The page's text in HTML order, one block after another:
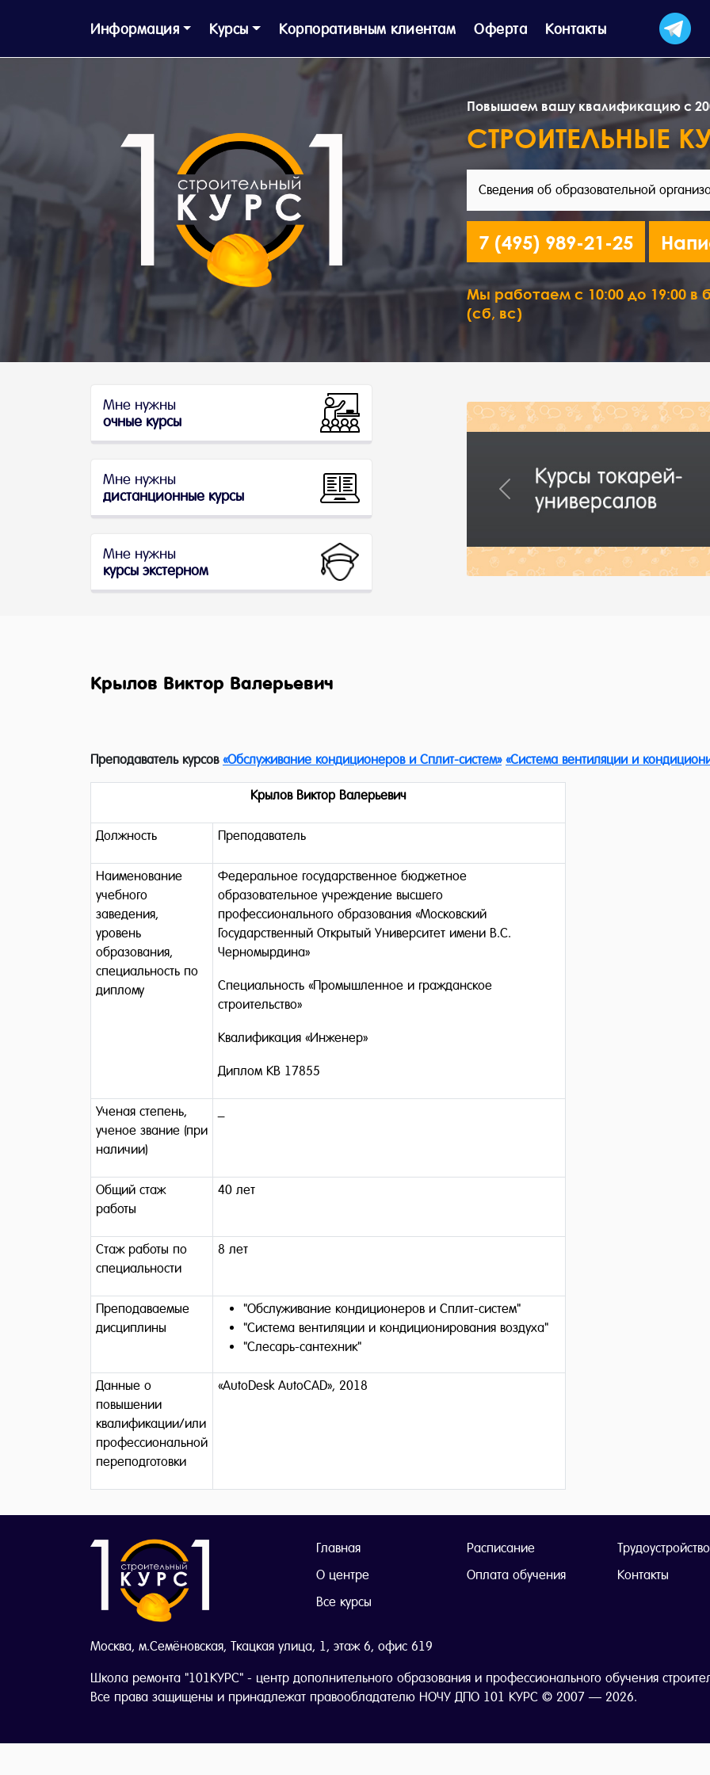
Информация Курсы Корпоративным клиентам Оферта Контакты
Повышаем вашу квалификацию с
СТРОИТЕЛЬНЫЕ
Сведения об образовательной
7 (495) 989-21-25
Мы работаем с 10:00 до 19:00 в
(сб, вс)
Мне нужны
очные курсы
Мне нужны
дистанционные курсы
Мне нужны
курсы экстерном
Previous
Крылов Виктор Валерьевич
Преподаватель курсов «Обслуживание кондиционеров и Сплит-систем» «Система вентиляции и
Крылов Виктор Валерьевич
Должность Преподаватель
Наименование
учебного
заведения,
уровень
образования,
специальность по
диплому
Федеральное государственное бюджетное
образовательное учреждение высшего
профессионального образования «Московский
Государственный Открытый Университет имени В.С.
Черномырдина»
Специальность «Промышленное и гражданское
строительство»
Квалификация «Инженер»
Диплом КВ 17855
Ученая степень,
ученое звание (при
наличии)
Общий стаж
работы
40 лет
Стаж работы по
специальности
8 лет
Преподаваемые
дисциплины
"Обслуживание кондиционеров и Сплит-систем"
"Система вентиляции и кондиционирования воздуха"
"Слесарь-сантехник"
Данные о
повышении
квалификации/или
профессиональной
переподготовки
«AutoDesk AutoCAD», 2018
Главная
О центре
Все курсы
Расписание
Оплата обучения
Трудоустройство
Контакты
Москва, м.Семёновская, Ткацкая улица, 1, этаж 6, офис 619
Школа ремонта "101КУРС" - центр дополнительного образования и профессионального обучения
Все права защищены и принадлежат правообладателю НОЧУ ДПО 101 КУРС © 2007 — 2026.